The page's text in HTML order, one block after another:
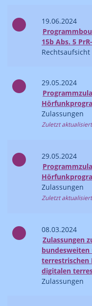
19.06.2024
15b Abs. 5
Rechtsaufsicht
29.05.2024
Zulassungen
Zuletzt
29.05.2024
Zulassungen
Zuletzt
08.03.2024
Zulassungen
digitalen
Zulassungen